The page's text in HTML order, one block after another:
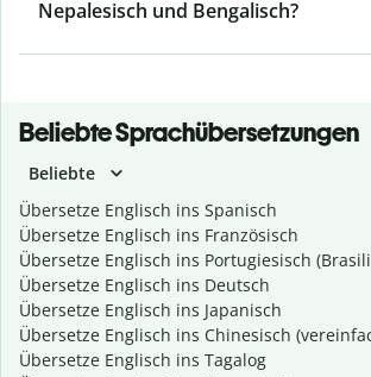
Nepalesisch und Bengalisch?
Beliebte Sprachübersetzungen
Beliebte
Übersetze Englisch ins Spanisch
Übersetze Englisch ins Französisch
Übersetze Englisch ins Portugiesisch
Übersetze Englisch ins Deutsch
Übersetze Englisch ins Japanisch
Übersetze Englisch ins Chinesisch
Übersetze Englisch ins Tagalog